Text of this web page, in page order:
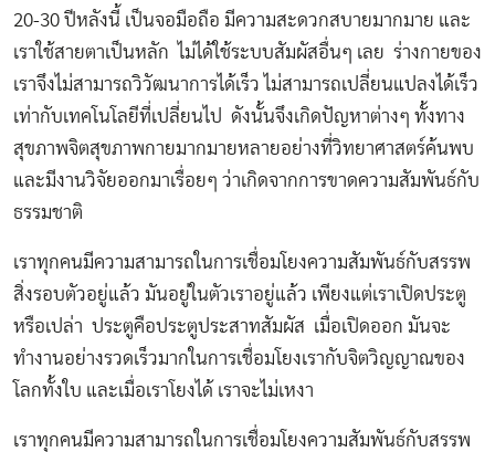
20-30 ปีหลังนี้ เป็นจอมือถือ มีความสะดวกสบายมากมาย และ
เราใช้สายตาเป็นหลัก ไม่ได้ใช้ระบบสัมผัสอื่นๆ เลย ร่างกายของ
เราจึงไม่สามารถวิวัฒนาการได้เร็ว ไม่สามารถเปลี่ยนแปลงได้เร็ว
เท่ากับเทคโนโลยีที่เปลี่ยนไป ดังนั้นจึงเกิดปัญหาต่างๆ ทั้งทาง
สุขภาพจิตสุขภาพกายมากมายหลายอย่างที่วิทยาศาสตร์ค้นพบ
และมีงานวิจัยออกมาเรื่อยๆ ว่าเกิดจากการขาดความสัมพันธ์กับ
ธรรมชาติ
เราทุกคนมีความสามารถในการเชื่อมโยงความสัมพันธ์กับสรรพ
สิ่งรอบตัวอยู่แล้ว มันอยู่ในตัวเราอยู่แล้ว เพียงแต่เราเปิดประตู
หรือเปล่า ประตูคือประตูประสาทสัมผัส เมื่อเปิดออก มันจะ
ทำงานอย่างรวดเร็วมากในการเชื่อมโยงเรากับจิตวิญญาณของ
โลกทั้งใบ และเมื่อเราโยงได้ เราจะไม่เหงา
เราทุกคนมีความสามารถในการเชื่อมโยงความสัมพันธ์กับสรรพ